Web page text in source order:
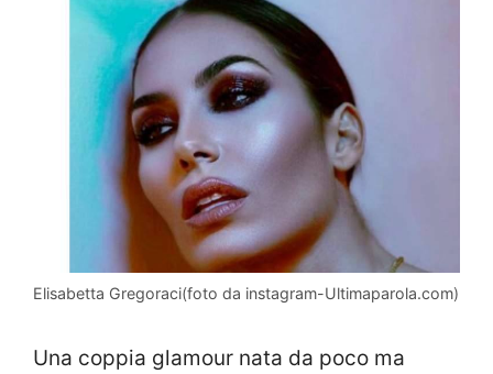
Elisabetta Gregoraci(foto da instagram-Ultimaparola.com)
Una coppia glamour nata da poco ma